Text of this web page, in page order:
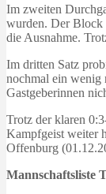
Im zweiten
wurden. Der Block
die Ausnahme.
Im dritten Satz
nochmal ein wenig
Gastgeberinnen
Trotz der klaren
Kampfgeist weiter
Offenburg
Mannschaftsliste